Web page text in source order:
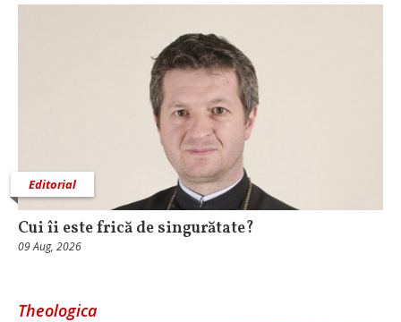
Editorial
Cui îi este frică de singurătate?
09 Aug, 2026
Theologica